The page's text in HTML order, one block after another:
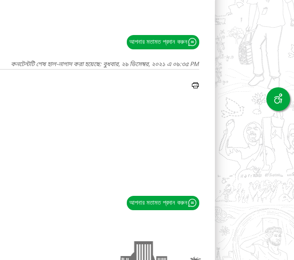
আপনার মতামত প্রদান করুন
কনটেন্টটি শেষ হাল-নাগাদ করা হয়েছে: বুধবার, ২৯ ডিসেম্বর, ২০২১ এ ০৯:৩৫ PM
আপনার মতামত প্রদান করুন